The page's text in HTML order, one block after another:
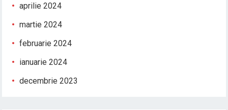
aprilie 2024
martie 2024
februarie 2024
ianuarie 2024
decembrie 2023